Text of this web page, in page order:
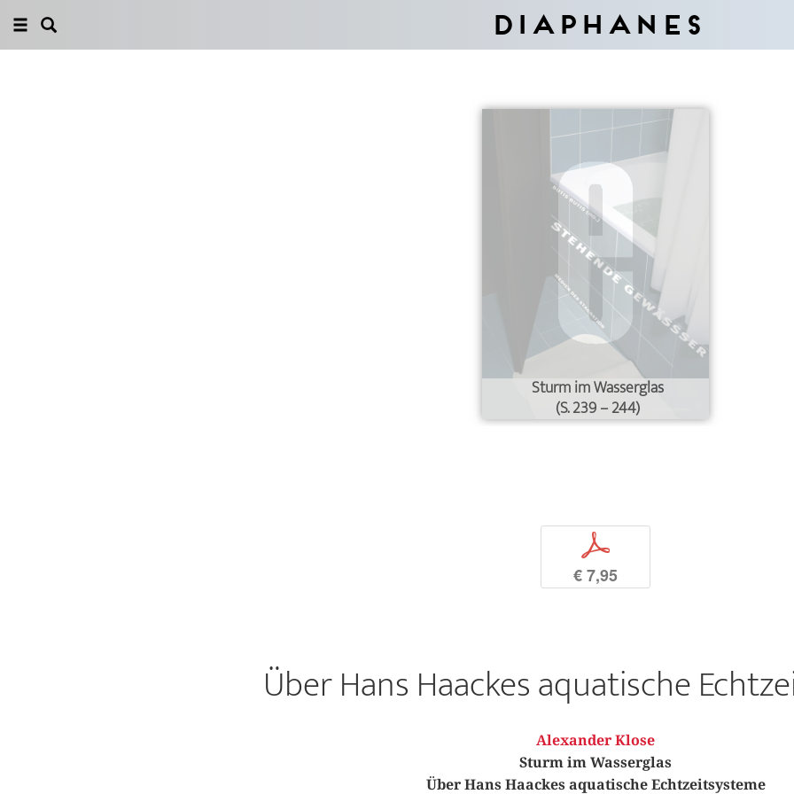
Diaphanes
Sturm im Wasserglas
(S. 239 – 244)
p
€ 7,95
Über Hans Haackes aquatische
Alexander Klose
Sturm im Wasserglas
Über Hans Haackes aquatische Echtzeitsysteme